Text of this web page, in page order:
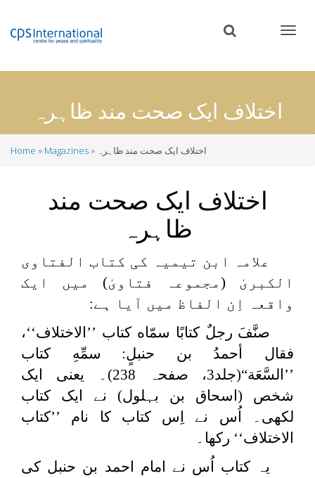
content
اختلاف ایک صحت مند ظاہرہ
Home Magazines اختلاف ایک صحت مند ظاہرہ
اختلاف ایک صحت مند
ظاہرہ
علامہ ابن تیمیہ کی کتاب الفتاوی
الکبریٰ (مجموعہ فتاویٰ) میں ایک
واقعہ اِن الفاظ میں آیا ہے:
صنَّفَ رجلٌ كتابًا سمّاه كتاب ’’الاختلاف‘‘،
فقال أحمدُ بن حنبلٍ:
سمِّهِ كتاب
’’السَّعَة“(جلد3، صفحہ 238)۔ یعنی ایک
شخص (اسحاق بن بہلول) نے ایک کتاب
لکھی۔ اُس نے اِس کتاب کا نام ’’کتاب
الاختلاف‘‘ رکھا۔
یہ کتاب اُس نے امام احمد بن حنبل کی